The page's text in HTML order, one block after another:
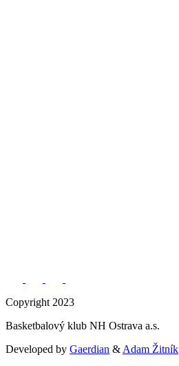
Copyright 2023
Basketbalový klub NH Ostrava a.s.
Developed by Gaerdian & Adam Žitník